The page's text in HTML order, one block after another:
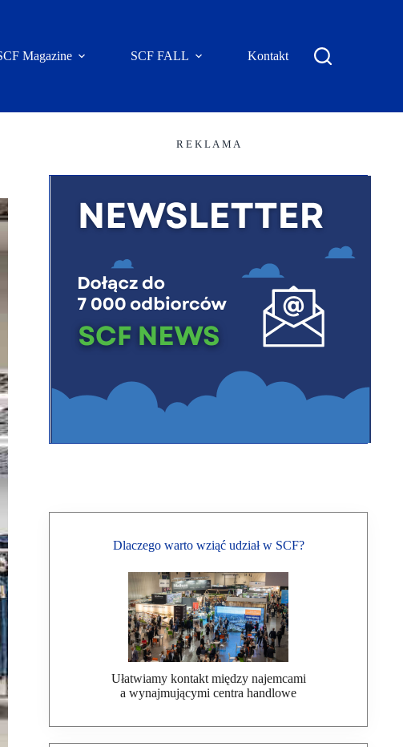
Magazine SCF FALL Kontakt
R E K L A M A
Dlaczego warto wziąć udział w SCF?
Ułatwiamy kontakt między najemcami
a wynajmującymi centra handlowe